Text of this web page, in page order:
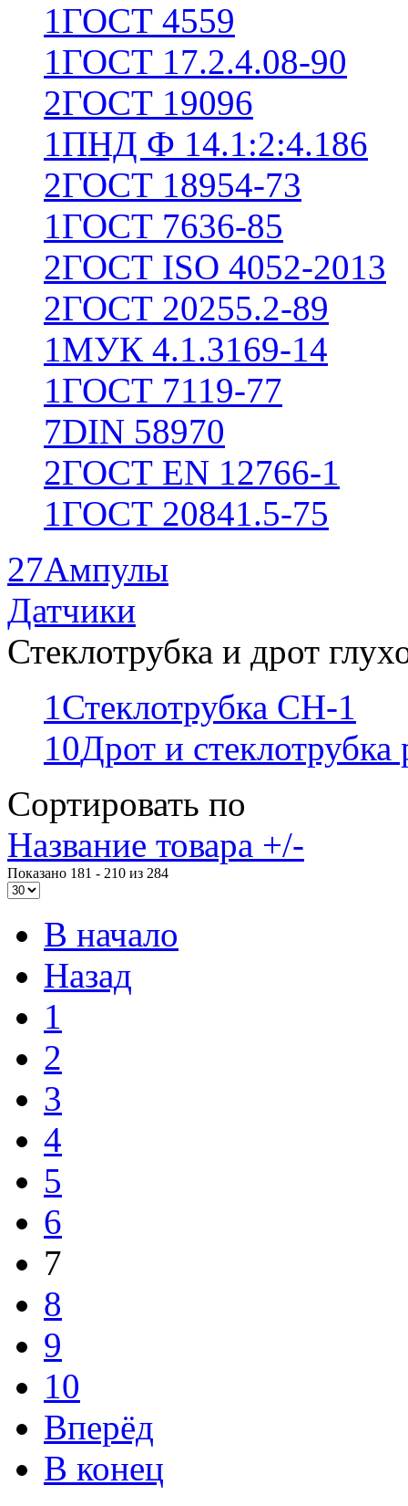
1ГОСТ 4559
1ГОСТ 17.2.4.08-90
2ГОСТ 19096
1ПНД Ф 14.1:2:4.186
2ГОСТ 18954-73
1ГОСТ 7636-85
2ГОСТ ISO 4052-2013
2ГОСТ 20255.2-89
1МУК 4.1.3169-14
1ГОСТ 7119-77
7DIN 58970
2ГОСТ EN 12766-1
1ГОСТ 20841.5-75
27Ампулы
Датчики
Стеклотрубка и дрот
1Стеклотрубка СН-1
10Дрот и
Сортировать по
Название товара +/-
Показано 181 - 210 из 284
В начало
Назад
1
2
3
4
5
6
7
8
9
10
Вперёд
В конец